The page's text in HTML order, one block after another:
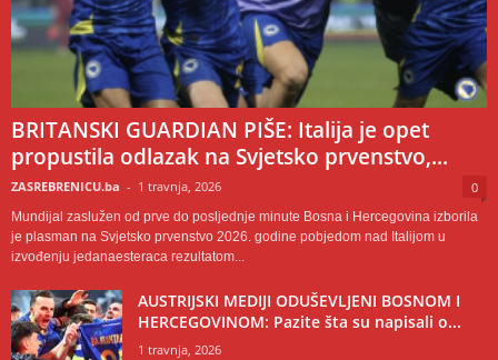
BRITANSKI GUARDIAN PIŠE: Italija je opet
propustila odlazak na Svjetsko prvenstvo,...
ZASREBRENICU.ba - 1 travnja, 2026 0
Mundijal zaslužen od prve do posljednje minute Bosna i Hercegovina izborila
je plasman na Svjetsko prvenstvo 2026. godine pobjedom nad Italijom u
izvođenju jedanaesteraca rezultatom...
AUSTRIJSKI MEDIJI ODUŠEVLJENI BOSNOM I
HERCEGOVINOM: Pazite šta su napisali o...
1 travnja, 2026